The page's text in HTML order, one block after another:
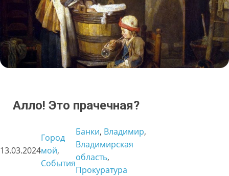
Алло! Это прачечная?
13.03.2024
Город
мой
События
Банки, Владимир
Владимирская
область
Прокуратура